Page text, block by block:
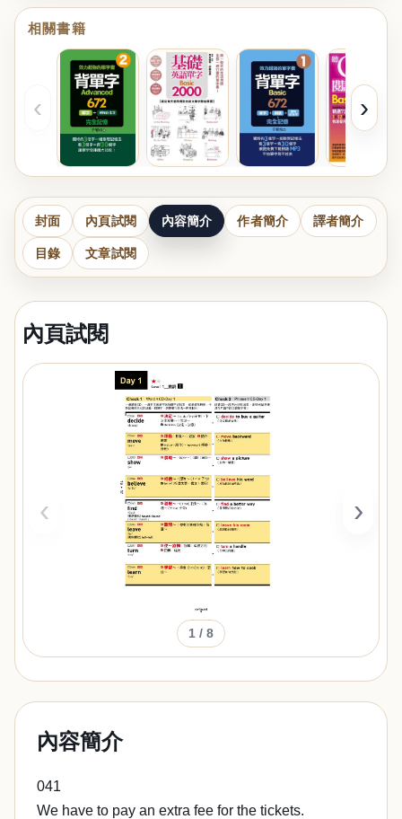
相關書籍
‹ ›
封面 內頁試閱 內容簡介 作者簡介 譯者簡介
目錄 文章試閱
內頁試閱
‹ ›
1 / 8
內容簡介
041
We have to pay an extra fee for the tickets.